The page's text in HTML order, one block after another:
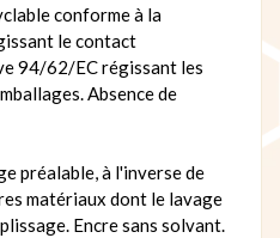
conforme à la
le contact
94/62/EC régissant les
Absence de
préalable, à l'inverse de
matériaux dont le lavage
Encre sans solvant.